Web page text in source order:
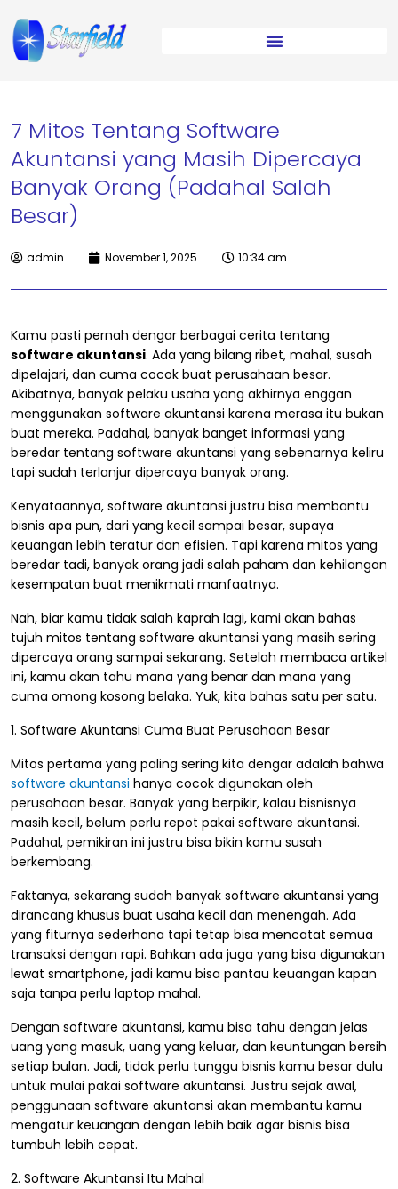
7 Mitos Tentang Software
Akuntansi yang Masih Dipercaya
Banyak Orang (Padahal Salah
Besar)
admin November 1, 2025 10:34 am
Kamu pasti pernah dengar berbagai cerita tentang
software akuntansi. Ada yang bilang ribet, mahal, susah
dipelajari, dan cuma cocok buat perusahaan besar.
Akibatnya, banyak pelaku usaha yang akhirnya enggan
menggunakan software akuntansi karena merasa itu bukan
buat mereka. Padahal, banyak banget informasi yang
beredar tentang software akuntansi yang sebenarnya keliru
tapi sudah terlanjur dipercaya banyak orang.
Kenyataannya, software akuntansi justru bisa membantu
bisnis apa pun, dari yang kecil sampai besar, supaya
keuangan lebih teratur dan efisien. Tapi karena mitos yang
beredar tadi, banyak orang jadi salah paham dan kehilangan
kesempatan buat menikmati manfaatnya.
Nah, biar kamu tidak salah kaprah lagi, kami akan bahas
tujuh mitos tentang software akuntansi yang masih sering
dipercaya orang sampai sekarang. Setelah membaca artikel
ini, kamu akan tahu mana yang benar dan mana yang
cuma omong kosong belaka. Yuk, kita bahas satu per satu.
1. Software Akuntansi Cuma Buat Perusahaan Besar
Mitos pertama yang paling sering kita dengar adalah bahwa
software akuntansi hanya cocok digunakan oleh
perusahaan besar. Banyak yang berpikir, kalau bisnisnya
masih kecil, belum perlu repot pakai software akuntansi.
Padahal, pemikiran ini justru bisa bikin kamu susah
berkembang.
Faktanya, sekarang sudah banyak software akuntansi yang
dirancang khusus buat usaha kecil dan menengah. Ada
yang fiturnya sederhana tapi tetap bisa mencatat semua
transaksi dengan rapi. Bahkan ada juga yang bisa digunakan
lewat smartphone, jadi kamu bisa pantau keuangan kapan
saja tanpa perlu laptop mahal.
Dengan software akuntansi, kamu bisa tahu dengan jelas
uang yang masuk, uang yang keluar, dan keuntungan bersih
setiap bulan. Jadi, tidak perlu tunggu bisnis kamu besar dulu
untuk mulai pakai software akuntansi. Justru sejak awal,
penggunaan software akuntansi akan membantu kamu
mengatur keuangan dengan lebih baik agar bisnis bisa
tumbuh lebih cepat.
2. Software Akuntansi Itu Mahal